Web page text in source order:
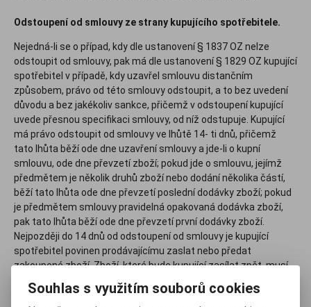
Odstoupení od smlouvy ze strany kupujícího spotřebitele.
Nejedná-li se o případ, kdy dle ustanovení § 1837 OZ nelze
odstoupit od smlouvy, pak má dle ustanovení § 1829 OZ kupující
spotřebitel v případě, kdy uzavřel smlouvu distančním
způsobem, právo od této smlouvy odstoupit, a to bez uvedení
důvodu a bez jakékoliv sankce, přičemž v odstoupení kupující
uvede přesnou specifikaci smlouvy, od níž odstupuje. Kupující
má právo odstoupit od smlouvy ve lhůtě 14- ti dnů, přičemž
tato lhůta běží ode dne uzavření smlouvy a jde-li o kupní
smlouvu, ode dne převzetí zboží; pokud jde o smlouvu, jejímž
předmětem je několik druhů zboží nebo dodání několika částí,
běží tato lhůta ode dne převzetí poslední dodávky zboží; pokud
je předmětem smlouvy pravidelná opakovaná dodávka zboží,
pak tato lhůta běží ode dne převzetí první dodávky zboží.
Nejpozději do 14 dnů od odstoupení od smlouvy je kupující
spotřebitel povinen prodávajícímu zaslat nebo předat
zakoupené zboží. Zboží, které bude kupující zasílat zpět, musí
být zasláno na adresu provozovny (ne na dobírku), zabalená
tak, aby nedošlo k jeho poškození, nesmí jevit známky
Souhlas s využitím souborů cookies